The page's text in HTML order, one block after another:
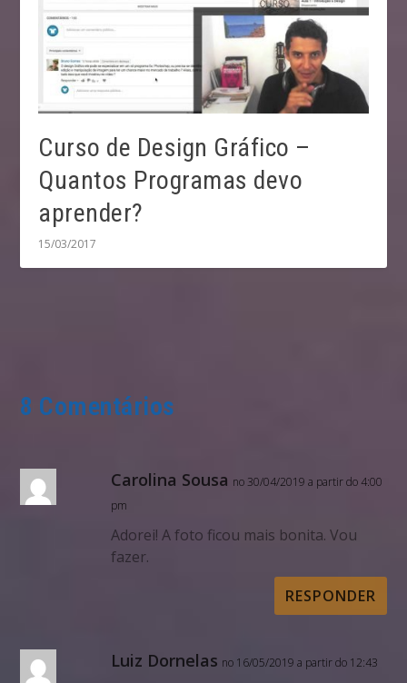
Curso de Design Gráfico –
Quantos Programas devo
aprender?
15/03/2017
8 Comentários
Carolina Sousa no 30/04/2019 a partir do 4:00
pm
Adorei! A foto ficou mais bonita. Vou
fazer.
RESPONDER
Luiz Dornelas no 16/05/2019 a partir do 12:43